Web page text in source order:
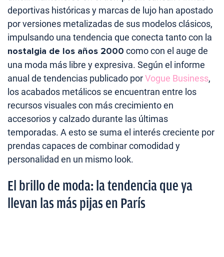
deportivas históricas y marcas de lujo han apostado
por versiones metalizadas de sus modelos clásicos,
impulsando una tendencia que conecta tanto con la
nostalgia de los años 2000 como con el auge de
una moda más libre y expresiva. Según el informe
anual de tendencias publicado porVogue Business,
los acabados metálicos se encuentran entre los
recursos visuales con más crecimiento en
accesorios y calzado durante las últimas
temporadas. A esto se suma el interés creciente por
prendas capaces de combinar comodidad y
personalidad en un mismo look.
El brillo de moda: la tendencia que ya
llevan las más pijas en París